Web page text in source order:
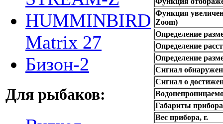
HUMMINBIRD
Matrix 27
Бизон-2
Для рыбаков:
Функция
Zoom)
Определение
Определение
Определение
Сигнал
Сигнал о
Габариты
Вес прибора, г.